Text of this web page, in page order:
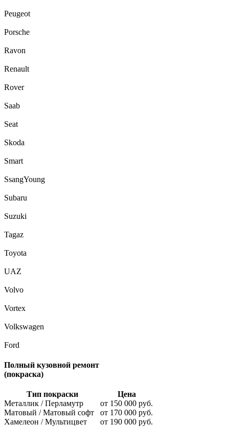
Peugeot
Porsche
Ravon
Renault
Rover
Saab
Seat
Skoda
Smart
SsangYoung
Subaru
Suzuki
Tagaz
Toyota
UAZ
Volvo
Vortex
Volkswagen
Ford
Полный кузовной ремонт
(покраска)
Тип покраски
Цена
Металлик / Перламутр
от 150 000 руб.
Матовый / Матовый софт от 170 000 руб.
Хамелеон / Мультицвет
от 190 000 руб.